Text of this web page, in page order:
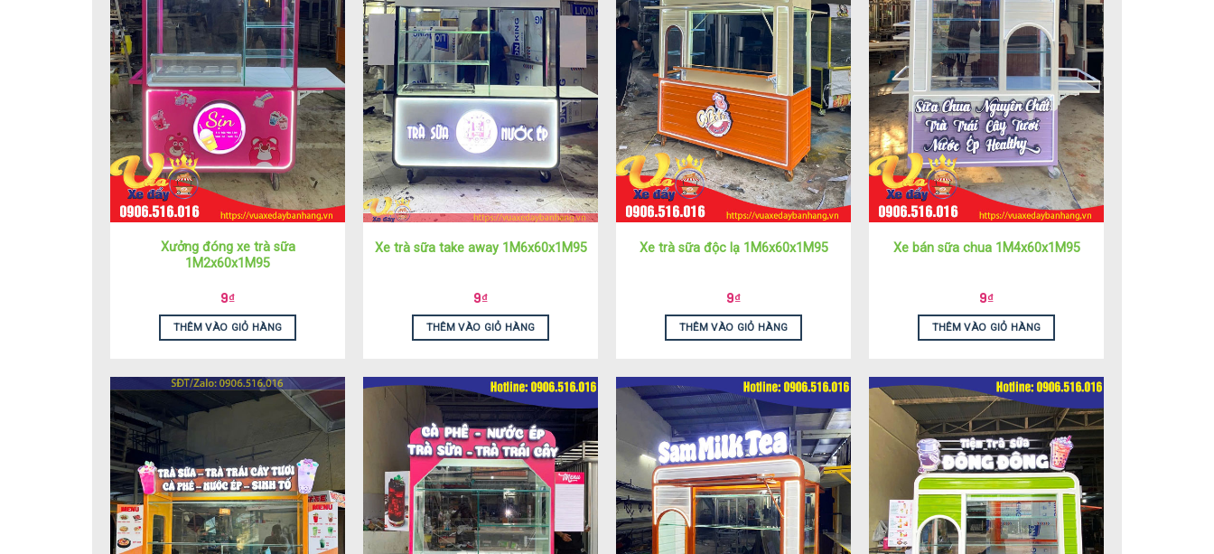
Xưởng đóng xe trà sữa
1M2x60x1M95
9₫
THÊM VÀO GIỎ HÀNG
Xe trà sữa take away 1M6x60x1M95
9₫
THÊM VÀO GIỎ HÀNG
Xe trà sữa độc lạ 1M6x60x1M95
9₫
THÊM VÀO GIỎ HÀNG
Xe bán sữa chua 1M4x60x1M95
9₫
THÊM VÀO GIỎ HÀNG